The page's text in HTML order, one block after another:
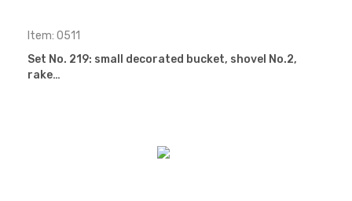
Item: 0511
Set No. 219: small decorated bucket, shovel No.2,
rake…